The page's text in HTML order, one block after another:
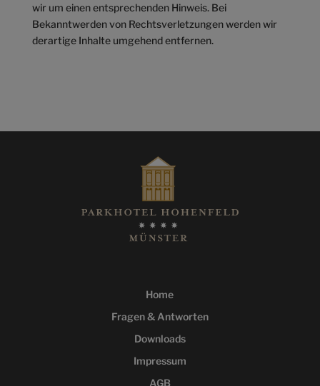
wir um einen entsprechenden Hinweis. Bei
Bekanntwerden von Rechtsverletzungen werden wir
derartige Inhalte umgehend entfernen.
Home
Fragen & Antworten
Downloads
Impressum
AGB